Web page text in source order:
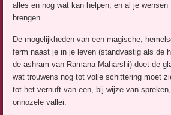
alles en nog wat kan helpen, en al je
brengen.
De mogelijkheden van een magische,
ferm naast je in je leven (standvastig als de
de ashram van Ramana Maharshi) doet de
wat trouwens nog tot volle schittering moet
tot het vernuft van een, bij wijze van
onnozele vallei.